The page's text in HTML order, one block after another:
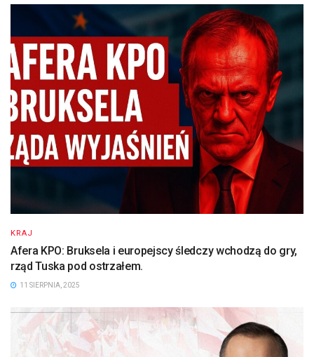
KRAJ
Afera KPO: Bruksela i europejscy śledczy wchodzą do gry,
rząd Tuska pod ostrzałem.
11 SIERPNIA, 2025